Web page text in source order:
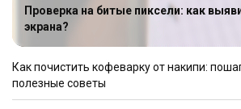
Проверка на битые пиксели: как
экрана?
Как почистить кофеварку от накипи:
полезные советы